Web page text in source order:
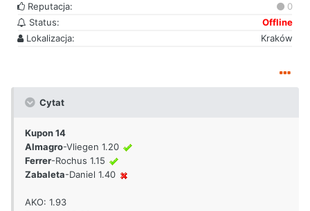
Reputacja:
0
Status:
Offline
Lokalizacja:
Kraków
Cytat
Kupon 14
Almagro-Vliegen 1.20
Ferrer-Rochus 1.15
Zabaleta-Daniel 1.40
AKO: 1.93